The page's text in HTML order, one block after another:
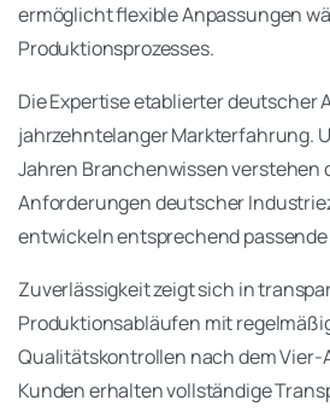
ermöglicht flexible Anpassungen
Produktionsprozesses.
Die Expertise etablierter deutscher
jahrzehntelanger Markterfahrung.
Jahren Branchenwissen verstehen
Anforderungen deutscher
entwickeln entsprechend
Zuverlässigkeit zeigt sich in
Produktionsabläufen mit
Qualitätskontrollen nach dem Vier-
Kunden erhalten vollständige